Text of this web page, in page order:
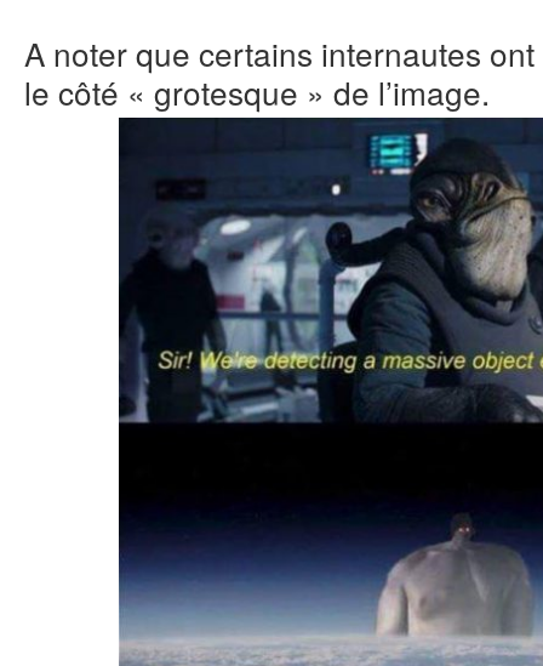
A noter que certains internautes
le côté « grotesque » de l’image.